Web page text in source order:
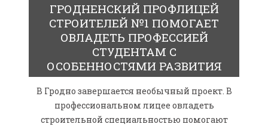
ГРОДНЕНСКИЙ ПРОФЛИЦЕЙ
СТРОИТЕЛЕЙ №1 ПОМОГАЕТ
ОВЛАДЕТЬ ПРОФЕССИЕЙ
СТУДЕНТАМ С
ОСОБЕННОСТЯМИ РАЗВИТИЯ
В Гродно завершается необычный проект. В
профессиональном лицее овладеть
строительной специальностью помогают